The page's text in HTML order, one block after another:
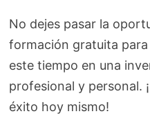
No dejes pasar la
formación gratuita
este tiempo en una
profesional y personal.
éxito hoy mismo!